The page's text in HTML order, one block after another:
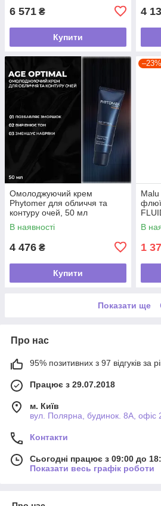
6 571 ₴
Купити
4
Омолоджуючий крем
Phytomer для обличчя та
контуру очей, 50 мл
В наявності
4 476 ₴
Купити
–23%
Malu
В
1
Показати ще
Про нас
95% позитивних з 97 відгуків за
Працює з 29.07.2018
м. Київ
вул. Полярна, будинок. 8А, офіс
Контакти
Сьогодні працює з 09:00 до
Показати весь графік роботи